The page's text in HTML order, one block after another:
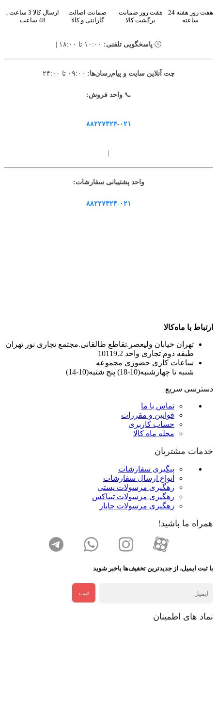
هفت روز هفته 24
ساعته
هفت روز ضمانت
برگشت کالا
ضمانت اصالت
گارانتی و کالا
ارسال کالا 3 ساعت ,
48 ساعت
🕒 پاسخگویی تلفنی:
چت آنلاین سایت و پیام‌رسان‌ها:
📞واحد فروش:
۸۸۲۲۷۳۲۴-۰۲۱
واحد پشتیبانی سفارشات:
۸۸۲۲۷۳۲۴-۰۲۱
ارتباط با ماه‌کالا
تهران خیابان ولیعصر.تقاطع طالقانی.مجتمع تجاری نور تهران
طبقه دوم تجاری واحد 10119.2
ساعات کاری حضوری مجموعه
شنبه تا چهارشنبه(10-18) پنج شنبه(10-14)
دسترسی سریع
تماس با ما
قوانین و مقررات
حساب کاربری
مجله ماه کالا
خدمات مشتریان
پیگیری سفارشات
انواع ارسال سفارشات
رهگیری مرسولات پستی
رهگیری مرسولات تیپاکس
رهگیری مرسولات چاپار
همراه ما باشید!
با ثبت ایمیل، از جدید‌ترین تخفیف‌ها با‌خبر شوید
ثبت
نماد های اطمینان